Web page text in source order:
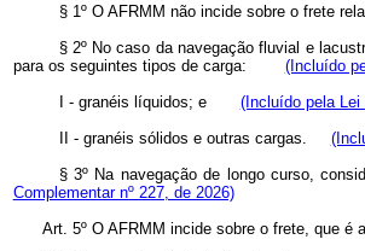
§ 1º O AFRMM não incide sobre o frete
§ 2º No caso da navegação fluvial e
para os seguintes tipos de carga: (Incluído
I - granéis líquidos; e (Incluído pela Lei
II - granéis sólidos e outras cargas.
§ 3º Na navegação de longo curso,
Complementar nº 227, de 2026)
Art. 5º O AFRMM incide sobre o frete, que é